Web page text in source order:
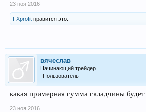
23 ноя 2016
FXprofit нравится это.
вячеслав
Начинающий трейдер
Пользователь
какая примерная сумма складчины будет
23 ноя 2016